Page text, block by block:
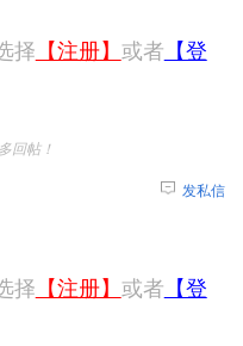
择 【注册】 或者 【登
回帖！
发私信
择 【注册】 或者 【登